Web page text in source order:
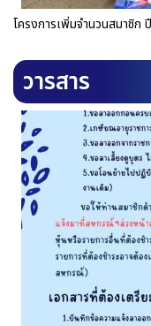
โครงการเพิ่มจำนวนสมาชิก
วารสาร